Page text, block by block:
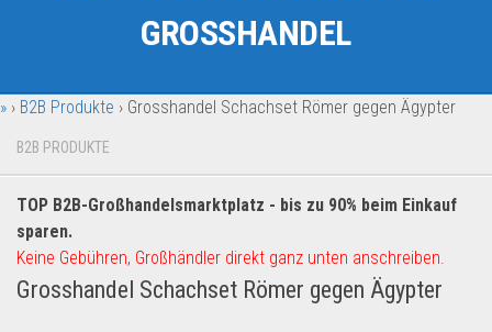
Fahrzeuge & Transport
Garten & Werkzeug
Geschäft, Büro & Schreibwaren
Geschenkartikel
Handy und Smartphone
Kosmetik & Pflege
GROSSHANDEL
» › B2B Produkte › Grosshandel Schachset Römer gegen Ägypter
B2B PRODUKTE
TOP B2B-Großhandelsmarktplatz - bis zu 90% beim Einkauf
sparen.
Keine Gebühren, Großhändler direkt ganz unten anschreiben.
Grosshandel Schachset Römer gegen Ägypter